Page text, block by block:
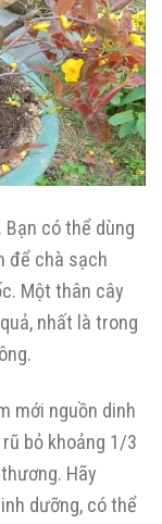
có thể dùng
để chà sạch
Một thân cây
nhất là trong
mới nguồn dinh
bỏ khoảng 1/3
Hãy
dưỡng, có thể